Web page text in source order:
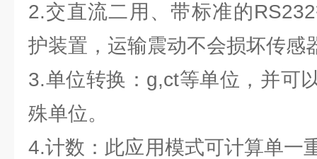
2.交直流二用、带标准的
护装置，运输震动不会损坏传感
3.单位转换：g,ct等单位，并可
殊单位。
4.计数：此应用模式可计算单一